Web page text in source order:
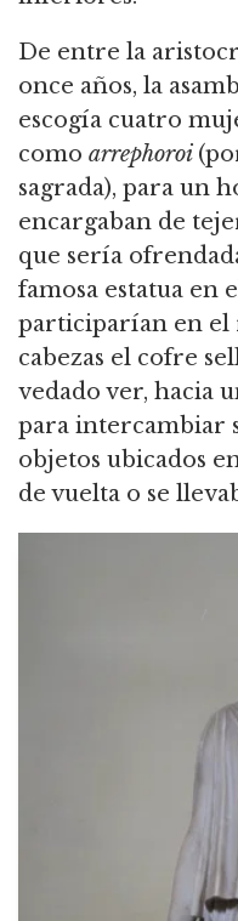
De entre la
once años, la
escogía cuatro
como arrephoroi
sagrada), para un
encargaban de
que sería
famosa estatua en
participarían en el
cabezas el cofre
vedado ver, hacia
para intercambiar
objetos ubicados
de vuelta o se